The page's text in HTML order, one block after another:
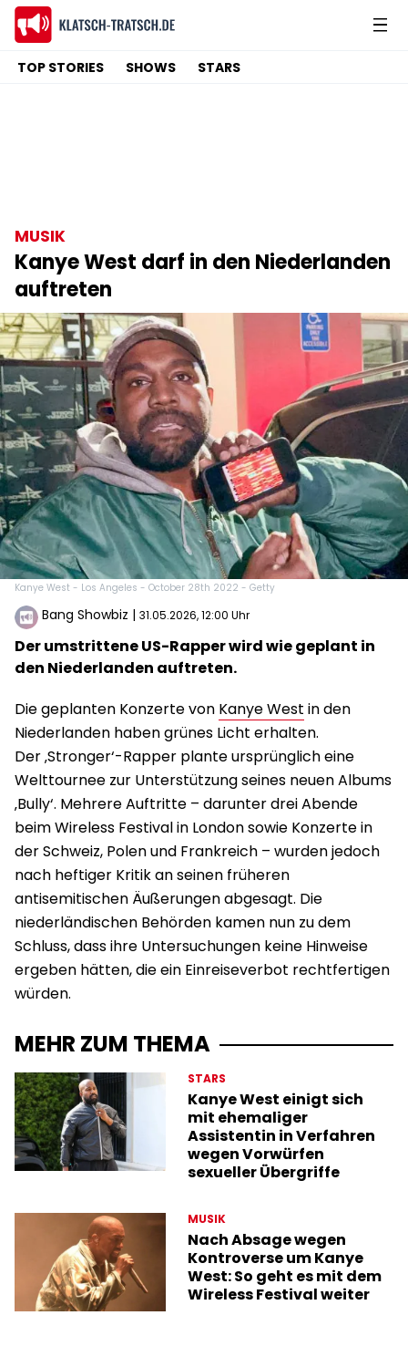
TOP STORIES SHOWS STARS
MUSIK
Kanye West darf in den Niederlanden
auftreten
Kanye West - Los Angeles - October 28th 2022 - Getty
Bang Showbiz | 31.05.2026, 12:00 Uhr
Der umstrittene US-Rapper wird wie geplant in
den Niederlanden auftreten.
Die geplanten Konzerte von Kanye West in den
Niederlanden haben grünes Licht erhalten.
Der ‚Stronger‘-Rapper plante ursprünglich eine
Welttournee zur Unterstützung seines neuen Albums
‚Bully‘. Mehrere Auftritte – darunter drei Abende
beim Wireless Festival in London sowie Konzerte in
der Schweiz, Polen und Frankreich – wurden jedoch
nach heftiger Kritik an seinen früheren
antisemitischen Äußerungen abgesagt. Die
niederländischen Behörden kamen nun zu dem
Schluss, dass ihre Untersuchungen keine Hinweise
ergeben hätten, die ein Einreiseverbot rechtfertigen
würden.
MEHR ZUM THEMA
STARS
Kanye West einigt sich
mit ehemaliger
Assistentin in Verfahren
wegen Vorwürfen
sexueller Übergriffe
MUSIK
Nach Absage wegen
Kontroverse um Kanye
West: So geht es mit dem
Wireless Festival weiter